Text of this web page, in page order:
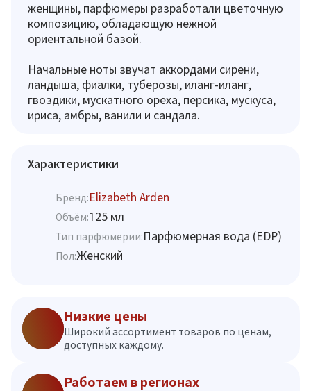
женщины, парфюмеры разработали цветочную
композицию, обладающую нежной
ориентальной базой.
Начальные ноты звучат аккордами сирени,
ландыша, фиалки, туберозы, иланг-иланг,
гвоздики, мускатного ореха, персика, мускуса,
ириса, амбры, ванили и сандала.
Характеристики
Бренд:Elizabeth Arden
Объём:125 мл
Тип парфюмерии:Парфюмерная вода (EDP)
Пол:Женский
Низкие цены
Широкий ассортимент товаров по ценам,
доступных каждому.
Работаем в регионах